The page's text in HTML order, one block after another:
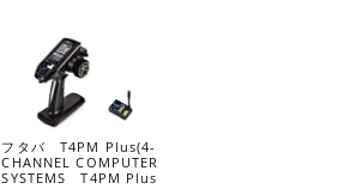
フタバ T4PM Plus(4-
CHANNEL COMPUTER
SYSTEMS T4PM Plus